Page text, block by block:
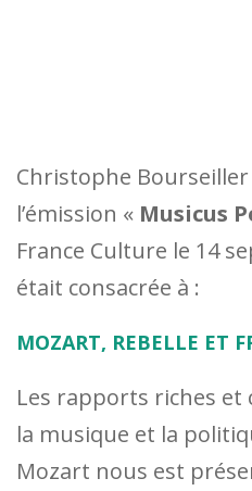
Christophe
l’émission « Musicus
France Culture le 14
était consacrée à :
MOZART, REBELLE ET
Les rapports riches et
la musique et la
Mozart nous est